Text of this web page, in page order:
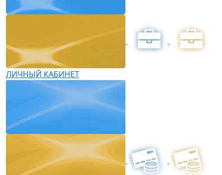
ЛИЧНЫЙ КАБИНЕТ